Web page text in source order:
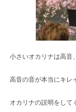
小さいオカリナは高音
高音の音が本当にキレ
オカリナの説明をして